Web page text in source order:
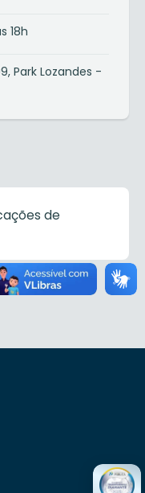
18h
Park Lozandes -
de